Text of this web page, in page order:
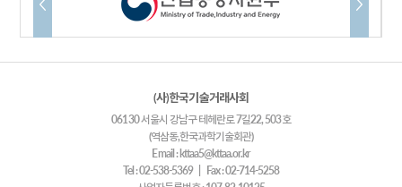
(사)한국기술거래사회
06130 서울시 강남구 테헤란로 7길22, 503호
(역삼동,한국과학기술회관)
Email : kttaa5@kttaa.or.kr
Tel : 02-538-5369 | Fax : 02-714-5258